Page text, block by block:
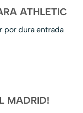
ATHLETIC
por dura entrada
MADRID!